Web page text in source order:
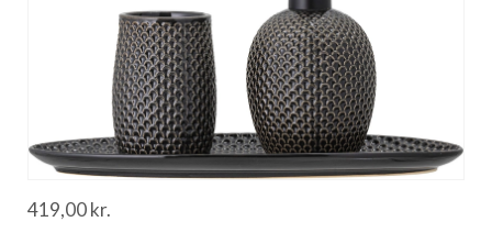
419,00kr.